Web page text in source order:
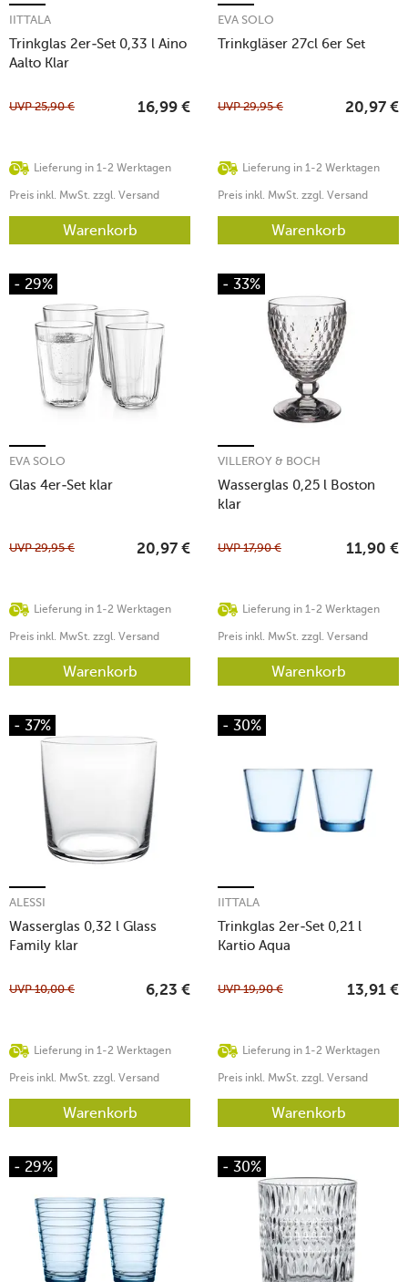
Trinkglas 2er-Set 0,33 l Aino
Aalto Klar
IITTALA
Lieferung in 1-2 Werktagen
UVP25,90 € 16,99 €
Preis inkl. MwSt. zzgl. Versand
Warenkorb
Trinkgläser 27cl 6er Set
EVA SOLO
Lieferung in 1-2 Werktagen
UVP29,95 € 20,97 €
Preis inkl. MwSt. zzgl. Versand
Warenkorb
- 29%
Glas 4er-Set klar
EVA SOLO
Lieferung in 1-2 Werktagen
UVP29,95 € 20,97 €
Preis inkl. MwSt. zzgl. Versand
Warenkorb
- 33%
Wasserglas 0,25 l Boston
klar
VILLEROY & BOCH
Lieferung in 1-2 Werktagen
UVP17,90 € 11,90 €
Preis inkl. MwSt. zzgl. Versand
Warenkorb
- 37%
Wasserglas 0,32 l Glass
Family klar
ALESSI
Lieferung in 1-2 Werktagen
UVP10,00 € 6,23 €
Preis inkl. MwSt. zzgl. Versand
Warenkorb
- 30%
Trinkglas 2er-Set 0,21 l
Kartio Aqua
IITTALA
Lieferung in 1-2 Werktagen
UVP19,90 € 13,91 €
Preis inkl. MwSt. zzgl. Versand
Warenkorb
- 29% - 30%